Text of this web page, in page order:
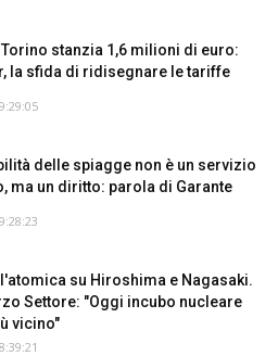
stanzia 1,6 milioni di euro:
la sfida di ridisegnare le tariffe
delle spiagge non è un servizio
ma un diritto: parola di Garante
su Hiroshima e Nagasaki.
Settore: "Oggi incubo nucleare
vicino"